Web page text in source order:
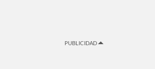
PUBLICIDAD